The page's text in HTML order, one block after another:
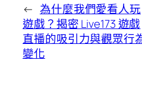
← 為什麼我們愛看人玩
遊戲？揭密 Live173 遊戲
直播的吸引力與觀眾行
變化